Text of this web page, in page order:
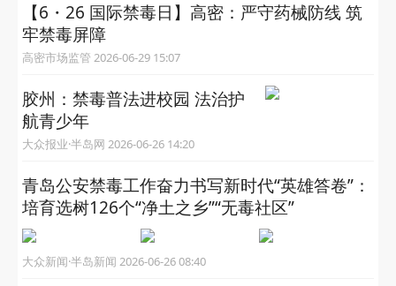
【6・26 国际禁毒日】高密：严守药械防线 筑
牢禁毒屏障
高密市场监管 2026-06-29 15:07
胶州：禁毒普法进校园 法治护
航青少年
大众报业·半岛网 2026-06-26 14:20
青岛公安禁毒工作奋力书写新时代“英雄答卷”：
培育选树126个“净土之乡”“无毒社区”
大众新闻·半岛新闻 2026-06-26 08:40